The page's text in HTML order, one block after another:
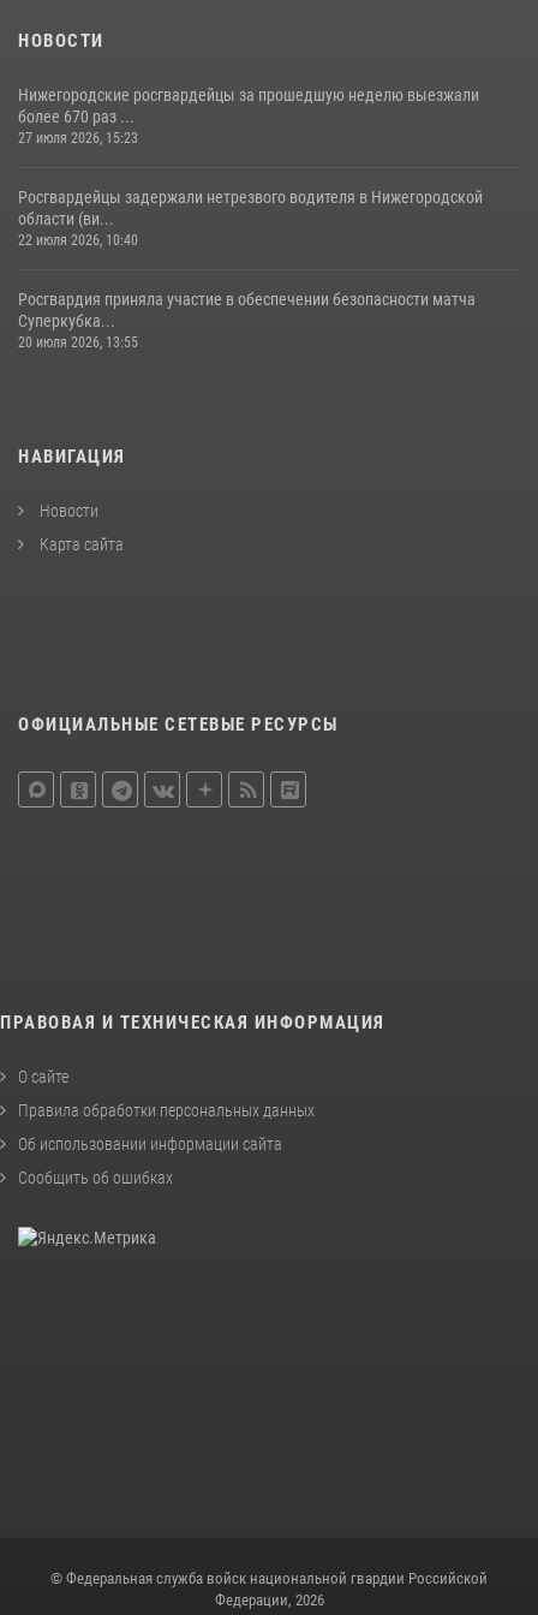
НОВОСТИ
Нижегородские росгвардейцы за прошедшую неделю выезжали
более 670 раз ...
27 июля 2026, 15:23
Росгвардейцы задержали нетрезвого водителя в Нижегородской
области (ви...
22 июля 2026, 10:40
Росгвардия приняла участие в обеспечении безопасности матча
Суперкубка...
20 июля 2026, 13:55
НАВИГАЦИЯ
Новости
Карта сайта
ОФИЦИАЛЬНЫЕ СЕТЕВЫЕ РЕСУРСЫ
ПРАВОВАЯ И ТЕХНИЧЕСКАЯ ИНФОРМАЦИЯ
О сайте
Правила обработки персональных данных
Об использовании информации сайта
Сообщить об ошибках
© Федеральная служба войск национальной гвардии Российской
Федерации, 2026